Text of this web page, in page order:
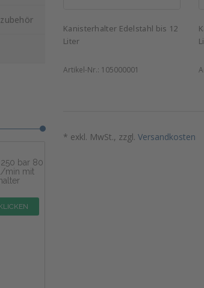
250 bar 80
min mit
Kanisterhalter Edelstahl bis 12
Liter
Artikel-Nr.: 105000001
* exkl. MwSt., zzgl. Versandkosten